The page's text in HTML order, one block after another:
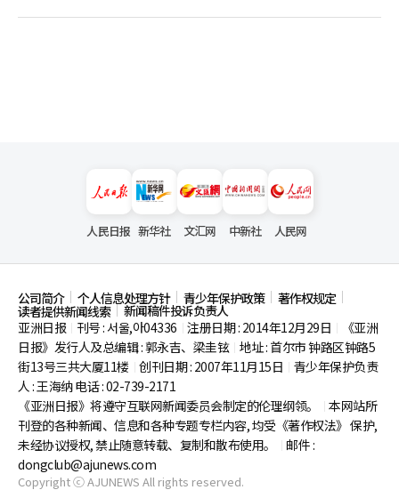
人民日报 新华社 文汇网 中新社 人民网
公司简介 个人信息处理方针 青少年保护政策 著作权规定
读者提供新闻线索
新闻稿件投诉负责人
亚洲日报
刊号 : 서울,아04336 注册日期 : 2014年12月29日
《亚洲
日报》发行人及总编辑 : 郭永吉、梁圭铉 地址 : 首尔市钟路区钟路5
街13号三共大厦11楼 创刊日期 : 2007年11月15日
青少年保护负责
人 : 王海纳 电话 : 02-739-2171
《亚洲日报》将遵守互联网新闻委员会制定的伦理纲领。
本网站所
刊登的各种新闻、信息和各种专题专栏内容, 均受《著作权法》 保护,
未经协议授权, 禁止随意转载、复制和散布使用。
邮件 :
dongclub@ajunews.com
Copyright ⓒ AJUNEWS All rights reserved.